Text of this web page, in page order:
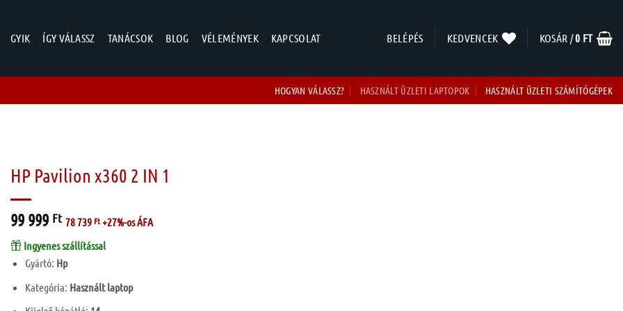
GYIK ÍGY VÁLASSZ TANÁCSOK BLOG VÉLEMÉNYEK KAPCSOLAT BELÉPÉS KEDVENCEK KOSÁR /0 FT
HOGYAN VÁLASSZ? HASZNÁLT ÜZLETI LAPTOPOK HASZNÁLT ÜZLETI SZÁMÍTÓGÉPEK
HP Pavilion x360 2 IN 1
99 999 Ft 78 739 Ft+27%-os ÁFA
Ingyenes szállítással
Gyártó: Hp
Kategória: Használt laptop